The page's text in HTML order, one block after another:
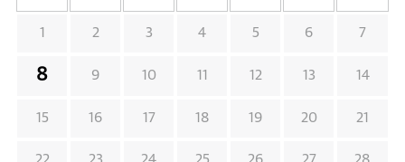
1 2 3 4 5 6 7
8 9 10 11 12 13 14
15 16 17 18 19 20 21